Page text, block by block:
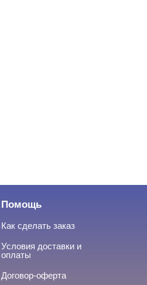
Помощь
Как сделать заказ
Условия доставки и
оплаты
Договор-оферта